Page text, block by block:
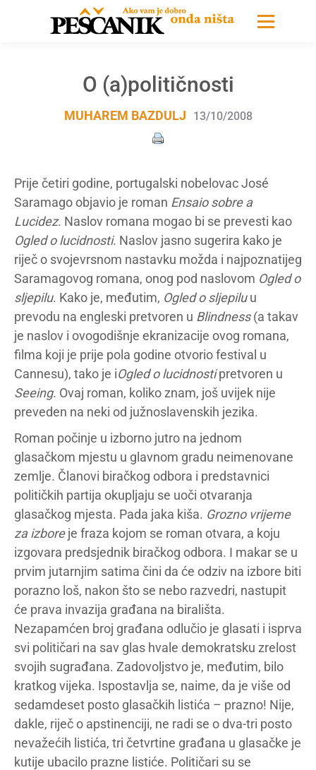
O (a)političnosti
MUHAREM BAZDULJ 13/10/2008
Prije četiri godine, portugalski nobelovac José
Saramago objavio je roman Ensaio sobre a
Lucidez. Naslov romana mogao bi se prevesti kao
Ogled o lucidnosti. Naslov jasno sugerira kako je
riječ o svojevrsnom nastavku možda i najpoznatijeg
Saramagovog romana, onog pod naslovom Ogled o
sljepilu. Kako je, međutim, Ogled o sljepiluu
prevodu na engleski pretvoren u Blindness(a takav
je naslov i ovogodišnje ekranizacije ovog romana,
filma koji je prije pola godine otvorio festival u
Cannesu), tako je iOgled o lucidnostipretvoren u
Seeing. Ovaj roman, koliko znam, još uvijek nije
preveden na neki od južnoslavenskih jezika.
Roman počinje u izborno jutro na jednom
glasačkom mjestu u glavnom gradu neimenovane
zemlje. Članovi biračkog odbora i predstavnici
političkih partija okupljaju se uoči otvaranja
glasačkog mjesta. Pada jaka kiša. Grozno vrijeme
za izboreje fraza kojom se roman otvara, a koju
izgovara predsjednik biračkog odbora. I makar se u
prvim jutarnjim satima čini da će odziv na izbore biti
porazno loš, nakon što se nebo razvedri, nastupit
će prava invazija građana na birališta.
Nezapamćen broj građana odlučio je glasati i isprva
svi političari na sav glas hvale demokratsku zrelost
svojih sugrađana. Zadovoljstvo je, međutim, bilo
kratkog vijeka. Ispostavlja se, naime, da je više od
sedamdeset posto glasačkih listića – prazno! Nije,
dakle, riječ o apstinenciji, ne radi se o dva-tri posto
nevažećih listića, tri četvrtine građana u glasačke je
kutije ubacilo prazne listiće. Političari su se